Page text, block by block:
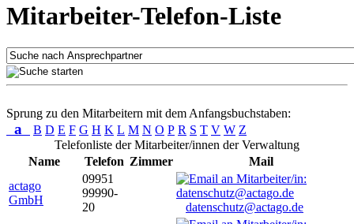
Mitarbeiter-Telefon-Liste
Sprung zu den Mitarbeitern mit dem Anfangsbuchstaben:
a B D E F G H K L M N O P R S T V W Z
Telefonliste der Mitarbeiter/innen der Verwaltung
Name
Telefon Zimmer
Mail
actago
GmbH
09951
99990-
20
datenschutz@actago.de